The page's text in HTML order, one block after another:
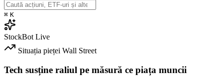
⌘ K
StockBot Live
Situația pieței Wall Street
Tech susține raliul pe măsură ce piața muncii